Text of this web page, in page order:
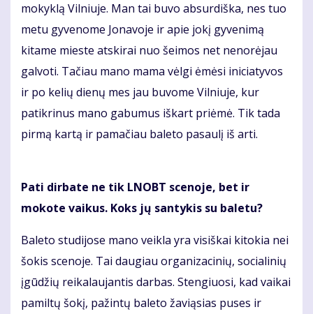
mokyklą Vilniuje. Man tai buvo absurdiška, nes tuo
metu gyvenome Jonavoje ir apie jokį gyvenimą
kitame mieste atskirai nuo šeimos net nenorėjau
galvoti. Tačiau mano mama vėlgi ėmėsi iniciatyvos
ir po kelių dienų mes jau buvome Vilniuje, kur
patikrinus mano gabumus iškart priėmė. Tik tada
pirmą kartą ir pamačiau baleto pasaulį iš arti.
Pati dirbate ne tik LNOBT scenoje, bet ir
mokote vaikus. Koks jų santykis su baletu?
Baleto studijose mano veikla yra visiškai kitokia nei
šokis scenoje. Tai daugiau organizacinių, socialinių
įgūdžių reikalaujantis darbas. Stengiuosi, kad vaikai
pamiltų šokį, pažintų baleto žaviąsias puses ir